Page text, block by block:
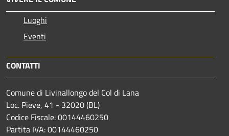
Luoghi
Eventi
CONTATTI
Comune di Livinallongo del Col di Lana
Loc. Pieve, 41 - 32020 (BL)
Codice Fiscale: 00144460250
Partita IVA: 00144460250